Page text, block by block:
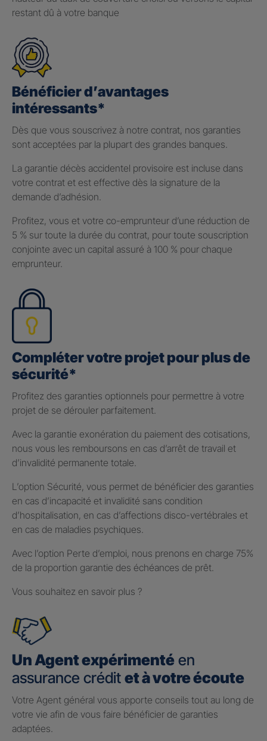
restant dû à votre banque
Bénéficier d’avantages
intéressants*
Dès que vous souscrivez à notre contrat, nos garanties
sont acceptées par la plupart des grandes banques.
La garantie décès accidentel provisoire est incluse dans
votre contrat et est effective dès la signature de la
demande d’adhésion.
Profitez, vous et votre co-emprunteur d’une réduction de
5 % sur toute la durée du contrat, pour toute souscription
conjointe avec un capital assuré à 100 % pour chaque
emprunteur.
Compléter votre projet pour plus de
sécurité*
Profitez des garanties optionnels pour permettre à votre
projet de se dérouler parfaitement.
Avec la garantie exonération du paiement des cotisations,
nous vous les remboursons en cas d’arrêt de travail et
d’invalidité permanente totale.
L’option Sécurité, vous permet de bénéficier des garanties
en cas d’incapacité et invalidité sans condition
d’hospitalisation, en cas d’affections disco-vertébrales et
en cas de maladies psychiques.
Avec l’option Perte d’emploi, nous prenons en charge 75%
de la proportion garantie des échéances de prêt.
Vous souhaitez en savoir plus ?
Un Agent expérimenté en
assurance crédit et à votre écoute
Votre Agent général vous apporte conseils tout au long de
votre vie afin de vous faire bénéficier de garanties
adaptées.